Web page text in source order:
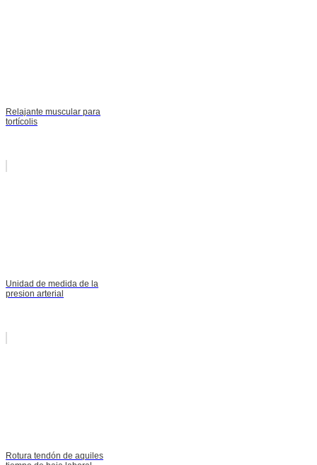
Relajante muscular para
tortícolis
Unidad de medida de la
presion arterial
Rotura tendón de aquiles